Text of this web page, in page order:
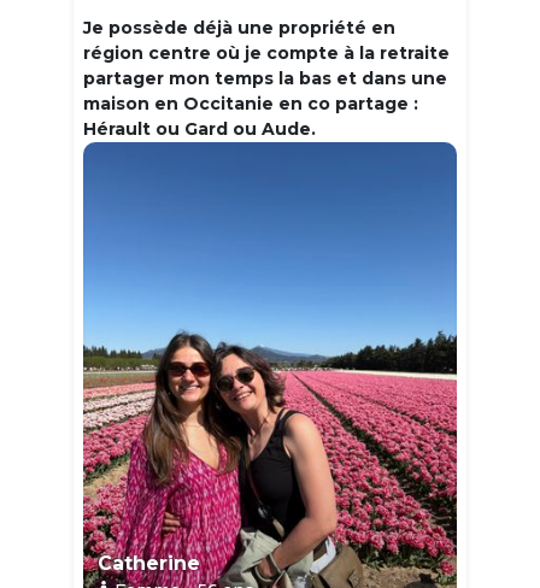
Je possède déjà une propriété en
région centre où je compte à la retraite
partager mon temps la bas et dans une
maison en Occitanie en co partage :
Hérault ou Gard ou Aude.
Catherine